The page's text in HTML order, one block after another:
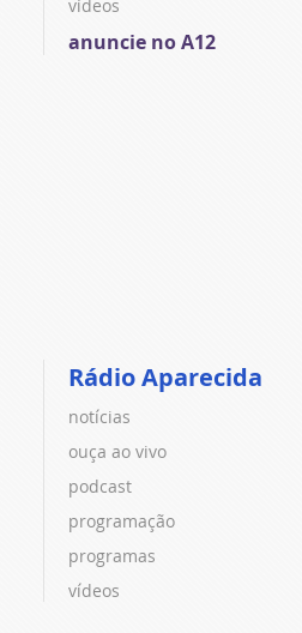
vídeos
anuncie no A12
Rádio Aparecida
notícias
ouça ao vivo
podcast
programação
programas
vídeos